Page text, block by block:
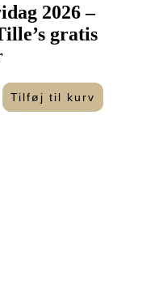
2026 –
gratis
Tilføj til kurv